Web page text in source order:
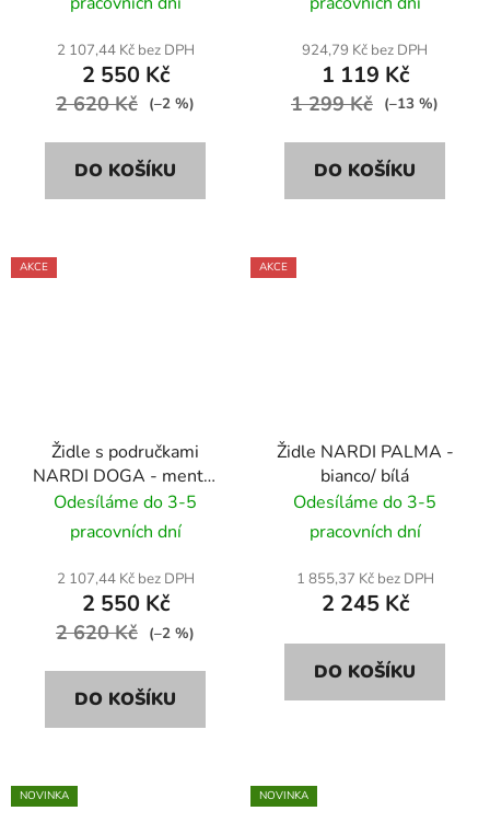
2 107,44 Kč bez DPH
2 550 Kč
2 620 Kč (–2 %)
DO KOŠÍKU
924,79 Kč bez DPH
1 119 Kč
1 299 Kč (–13 %)
DO KOŠÍKU
AKCE
Židle s područkami
NARDI DOGA - menta/
světle zelená
Odesíláme do 3-5
pracovních dní
2 107,44 Kč bez DPH
2 550 Kč
2 620 Kč (–2 %)
DO KOŠÍKU
AKCE
Židle NARDI PALMA -
bianco/ bílá
Odesíláme do 3-5
pracovních dní
1 855,37 Kč bez DPH
2 245 Kč
DO KOŠÍKU
NOVINKA NOVINKA